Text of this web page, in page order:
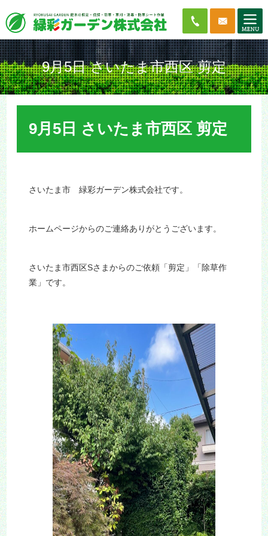
9月5日 さいたま市西区 剪定
9月5日 さいたま市西区 剪定
さいたま市 緑彩ガーデン株式会社です。
ホームページからのご連絡ありがとうございます。
さいたま市西区Sさまからのご依頼「剪定」「除草作
業」です。